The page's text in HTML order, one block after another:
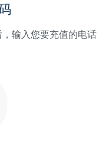
输入您要充值的电话